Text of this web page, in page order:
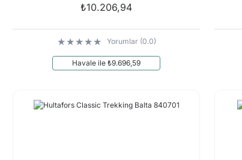
₺10.206,94
Yorumlar (0.0)
Havale ile ₺9.696,59